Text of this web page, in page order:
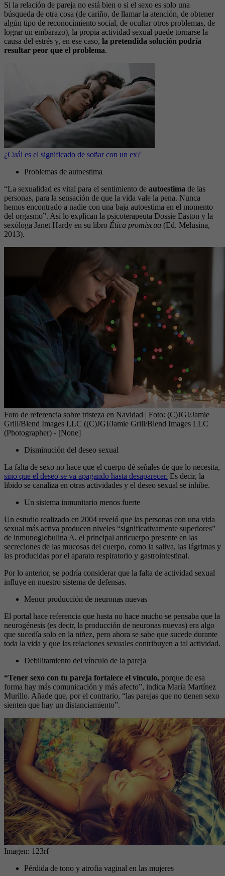
Si la relación de pareja no está bien o si el sexo es solo una
búsqueda de otra cosa (de cariño, de llamar la atención, de obtener
algún tipo de reconocimiento social, de ocultar otros problemas, de
lograr un embarazo), la propia actividad sexual puede tornarse la
causa del estrés y, en ese caso, la pretendida solución podría
resultar peor que el problema.
¿Cuál es el significado de soñar con un ex?
Problemas de autoestima
“La sexualidad es vital para el sentimiento de autoestima de las
personas, para la sensación de que la vida vale la pena. Nunca
hemos encontrado a nadie con una baja autoestima en el momento
del orgasmo”. Así lo explican la psicoterapeuta Dossie Easton y la
sexóloga Janet Hardy en su libro Ética promiscua (Ed. Melusina,
2013).
Foto de referencia sobre tristeza en Navidad | Foto: (C)JGI/Jamie
Grill/Blend Images LLC ((C)JGI/Jamie Grill/Blend Images LLC
(Photographer) - [None]
Disminución del deseo sexual
La falta de sexo no hace que el cuerpo dé señales de que lo necesita,
sino que el deseo se va apagando hasta desaparecer. Es decir, la
libido se canaliza en otras actividades y el deseo sexual se inhibe.
Un sistema inmunitario menos fuerte
Un estudio realizado en 2004 reveló que las personas con una vida
sexual más activa producen niveles “significativamente superiores”
de inmunoglobulina A, el principal anticuerpo presente en las
secreciones de las mucosas del cuerpo, como la saliva, las lágrimas y
las producidas por el aparato respiratorio y gastrointestinal.
Por lo anterior, se podría considerar que la falta de actividad sexual
influye en nuestro sistema de defensas.
Menor producción de neuronas nuevas
El portal hace referencia que hasta no hace mucho se pensaba que la
neurogénesis (es decir, la producción de neuronas nuevas) era algo
que sucedía solo en la niñez, pero ahora se sabe que sucede durante
toda la vida y que las relaciones sexuales contribuyen a tal actividad.
Debilitamiento del vínculo de la pareja
“Tener sexo con tu pareja fortalece el vínculo, porque de esa
forma hay más comunicación y más afecto”, indica María Martínez
Murillo. Añade que, por el contrario, “las parejas que no tienen sexo
sienten que hay un distanciamiento”.
Imagen: 123rf
Pérdida de tono y atrofia vaginal en las mujeres